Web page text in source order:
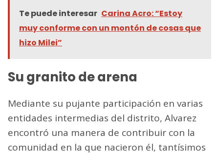
Te puede interesar Carina Acro: “Estoy
muy conforme con un montón de cosas que
hizo Milei”
Su granito de arena
Mediante su pujante participación en varias
entidades intermedias del distrito, Alvarez
encontró una manera de contribuir con la
comunidad en la que nacieron él, tantísimos